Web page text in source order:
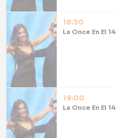
18:30
La Once En El 14
19:00
La Once En El 14